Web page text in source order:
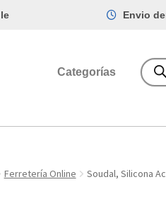
Envio
Categorías
Ferretería Online Soudal, Silicona